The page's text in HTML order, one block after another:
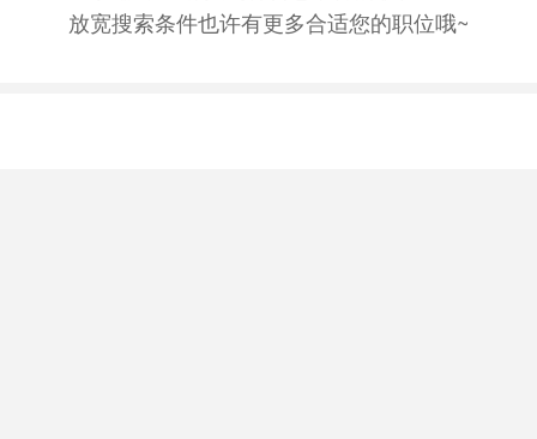
放宽搜索条件也许有更多合适您的职位哦~